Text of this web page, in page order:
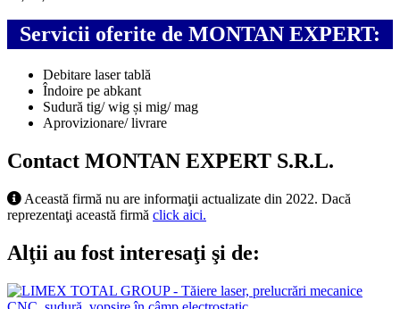
Servicii oferite de MONTAN EXPERT:
Debitare laser tablă
Îndoire pe abkant
Sudură tig/ wig și mig/ mag
Aprovizionare/ livrare
Contact MONTAN EXPERT S.R.L.
Această firmă nu are informaţii actualizate din 2022. Dacă
reprezentaţi această firmă click aici.
Alţii au fost interesaţi şi de: